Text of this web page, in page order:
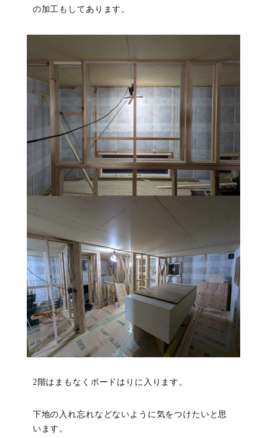
の加工もしてあります。
2階はまもなくボードはりに入ります。
下地の入れ忘れなどないように気をつけたいと思
います。